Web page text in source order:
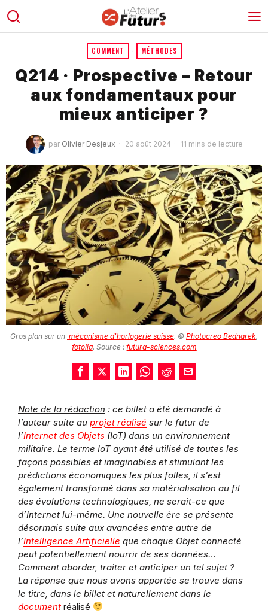
COMMENT · MÉTHODES
Q214 · Prospective – Retour
aux fondamentaux pour
mieux anticiper ?
par Olivier Desjeux 20 août 2024 11 mins de lecture
Gros plan sur un mécanisme d'horlogerie suisse. © Photocreo Bednarek,
fotolia. Source : futura-sciences.com
Note de la rédaction : ce billet a été demandé à
l’auteur suite au projet réalisé sur le futur de
l’Internet des Objets (IoT) dans un environnement
militaire. Le terme IoT ayant été utilisé de toutes les
façons possibles et imaginables et stimulant les
prédictions économiques les plus folles, il s’est
également transformé dans sa matérialisation au fil
des évolutions technologiques, ne serait-ce que
d’Internet lui-même. Une nouvelle ère se présente
désormais suite aux avancées entre autre de
l’Intelligence Artificielle que chaque Objet connecté
peut potentiellement nourrir de ses données…
Comment aborder, traiter et anticiper un tel sujet ?
La réponse que nous avons apportée se trouve dans
le titre, dans le billet et naturellement dans le
document réalisé